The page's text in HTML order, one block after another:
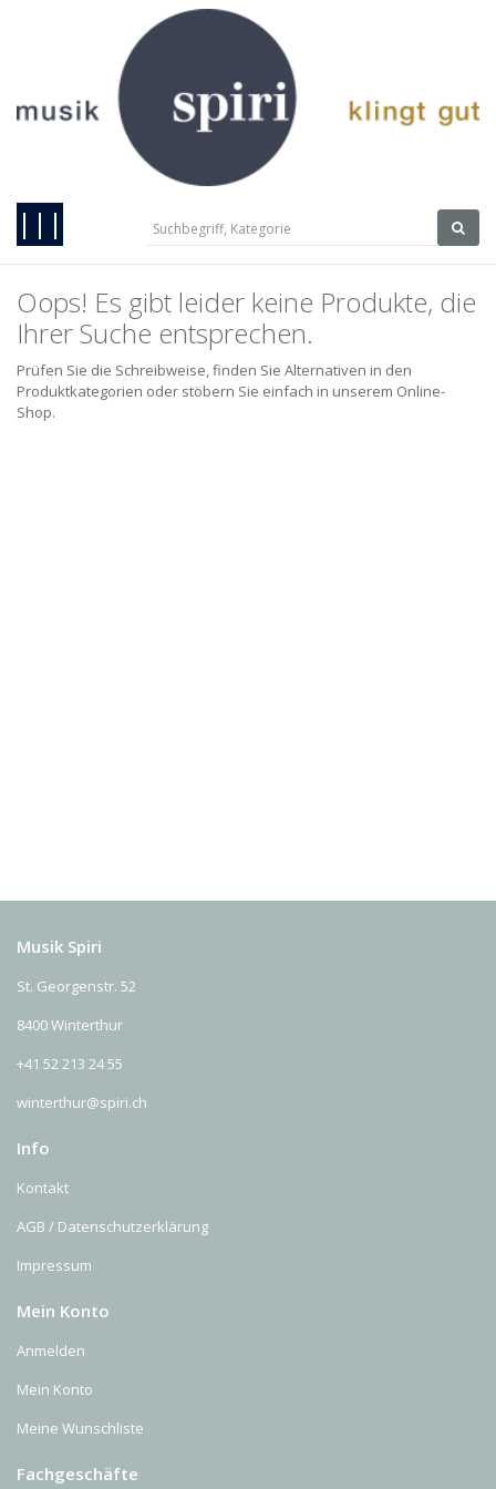
|||
Oops! Es gibt leider keine Produkte, die
Ihrer Suche entsprechen.
Prüfen Sie die Schreibweise, finden Sie Alternativen in den
Produktkategorien oder stöbern Sie einfach in unserem Online-
Shop.
Musik Spiri
St. Georgenstr. 52
8400 Winterthur
+41 52 213 24 55
winterthur@spiri.ch
Info
Kontakt
AGB / Datenschutzerklärung
Impressum
Mein Konto
Anmelden
Mein Konto
Meine Wunschliste
Fachgeschäfte